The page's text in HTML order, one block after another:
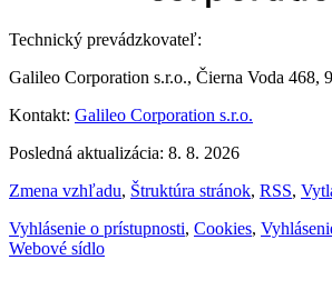
Technický prevádzkovateľ:
Galileo Corporation s.r.o., Čierna Voda 468,
Kontakt: Galileo Corporation s.r.o.
Posledná aktualizácia: 8. 8. 2026
Zmena vzhľadu, Štruktúra stránok, RSS,
Vyhlásenie o prístupnosti, Cookies,
Webové sídlo